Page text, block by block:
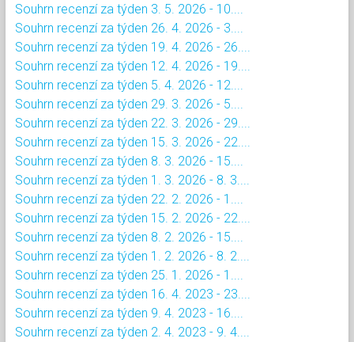
Souhrn recenzí za týden 3. 5. 2026 - 10....
Souhrn recenzí za týden 26. 4. 2026 - 3....
Souhrn recenzí za týden 19. 4. 2026 - 26....
Souhrn recenzí za týden 12. 4. 2026 - 19....
Souhrn recenzí za týden 5. 4. 2026 - 12....
Souhrn recenzí za týden 29. 3. 2026 - 5....
Souhrn recenzí za týden 22. 3. 2026 - 29....
Souhrn recenzí za týden 15. 3. 2026 - 22....
Souhrn recenzí za týden 8. 3. 2026 - 15....
Souhrn recenzí za týden 1. 3. 2026 - 8. 3....
Souhrn recenzí za týden 22. 2. 2026 - 1....
Souhrn recenzí za týden 15. 2. 2026 - 22....
Souhrn recenzí za týden 8. 2. 2026 - 15....
Souhrn recenzí za týden 1. 2. 2026 - 8. 2....
Souhrn recenzí za týden 25. 1. 2026 - 1....
Souhrn recenzí za týden 16. 4. 2023 - 23....
Souhrn recenzí za týden 9. 4. 2023 - 16....
Souhrn recenzí za týden 2. 4. 2023 - 9. 4....